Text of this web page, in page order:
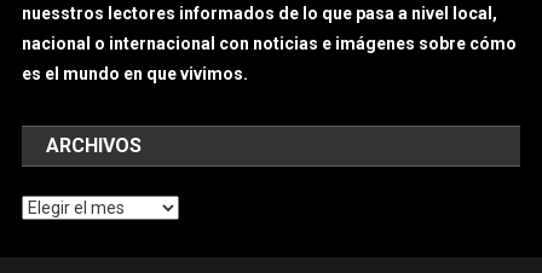
nuesstros lectores informados de lo que pasa a nivel local,
nacional o internacional con noticias e imágenes sobre cómo
es el mundo en que vivimos.
ARCHIVOS
Archivos